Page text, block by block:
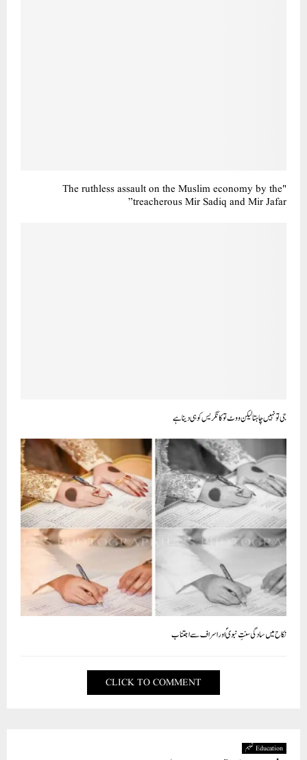
"The ruthless assault on the Muslim economy by the
treacherous Mir Sadiq and Mir Jafar”
جی تو نہیں چاہتا لیکن ووٹ تو کانگریس کو ہی دینا ہے
نکاح میں سادگی سنتِ نبویؐ اور اسراف سے اجتناب
CLICK TO COMMENT
Education تعلیم